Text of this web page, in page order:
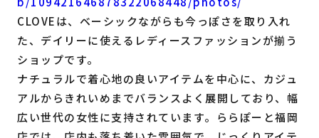
CLOVEは、ベーシックながらも今っぽさを取り入れ
た、デイリーに使えるレディースファッションが揃う
ショップです。
ナチュラルで着心地の良いアイテムを中心に、カジュ
アルからきれいめまでバランスよく展開しており、幅
広い世代の女性に支持されています。ららぽーと福岡